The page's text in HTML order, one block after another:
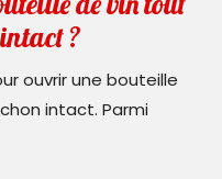
?
ouvrir
une
ouvrir une bouteille
intact. Parmi